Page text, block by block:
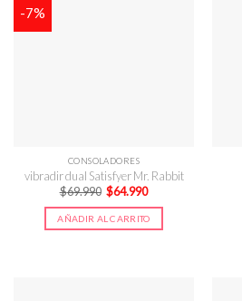
-7%
CONSOLADORES
vibradir dual Satisfyer Mr. Rabbit
$69.990 El
precio
original
era:
$69.990.
$64.990El
actual
es:
$64.990.
AÑADIR AL CARRITO